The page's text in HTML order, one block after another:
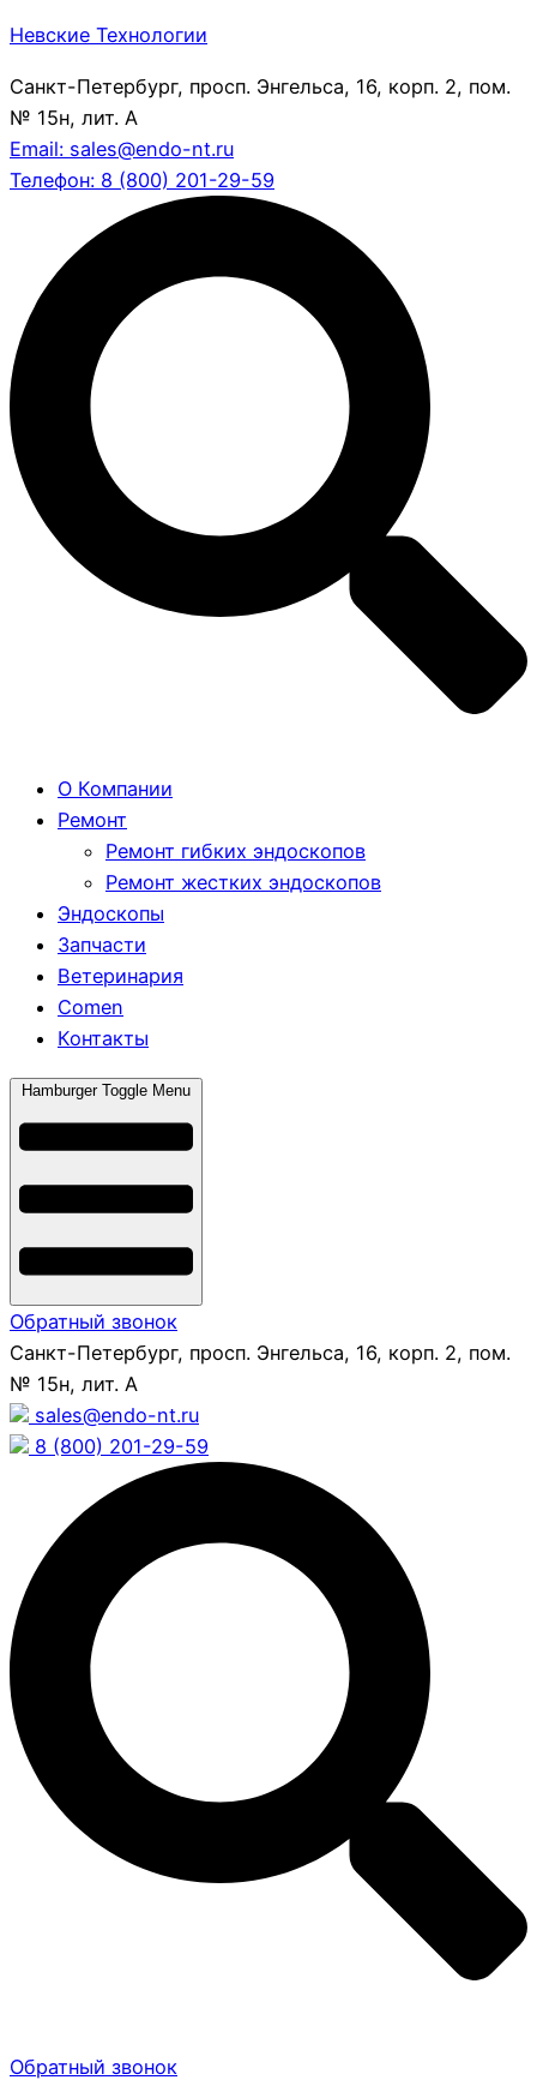
Невские Технологии
Санкт-Петербург, просп. Энгельса, 16, корп. 2, пом.
№ 15н, лит. А
Email: sales@endo-nt.ru
Телефон: 8 (800) 201-29-59
О Компании
Ремонт
Ремонт гибких эндоскопов
Ремонт жестких эндоскопов
Эндоскопы
Запчасти
Ветеринария
Comen
Контакты
Hamburger Toggle Menu
Обратный звонок
Санкт-Петербург, просп. Энгельса, 16, корп. 2, пом.
№ 15н, лит. А
sales@endo-nt.ru
8 (800) 201-29-59
Обратный звонок